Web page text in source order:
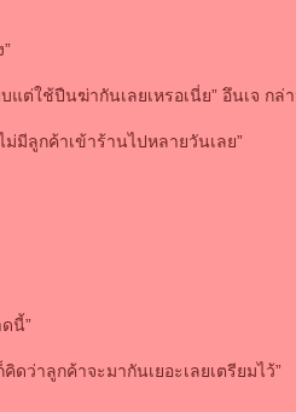
แต่ใช้ปืนฆ่ากันเลยเหรอเนี่ย” อึนเจ กล่
มีลูกค้าเข้าร้านไปหลายวันเลย”
นี้”
ว่าลูกค้าจะมากันเยอะเลยเตรียมไว้”